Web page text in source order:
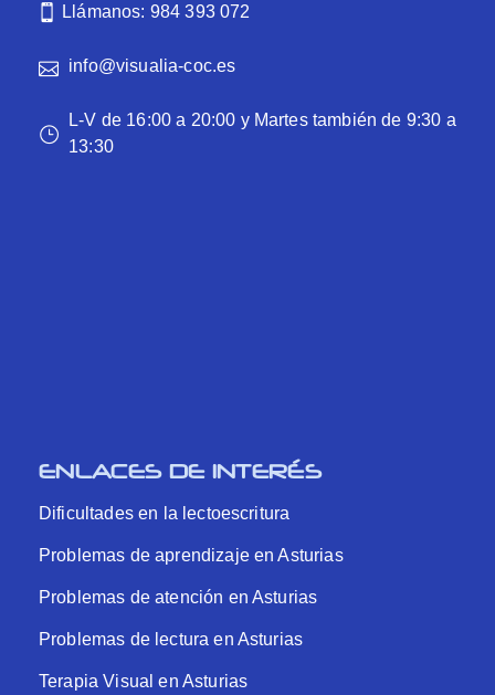
Llámanos: 984 393 072
info@visualia-coc.es
L-V de 16:00 a 20:00 y Martes también de 9:30 a
13:30
ENLACES DE INTERÉS
Dificultades en la lectoescritura
Problemas de aprendizaje en Asturias
Problemas de atención en Asturias
Problemas de lectura en Asturias
Terapia Visual en Asturias